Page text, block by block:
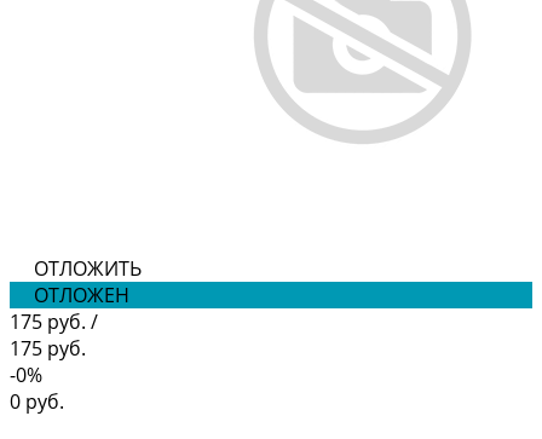
ОТЛОЖИТЬ
ОТЛОЖЕН
175 руб. /
175 руб.
-0%
0 руб.